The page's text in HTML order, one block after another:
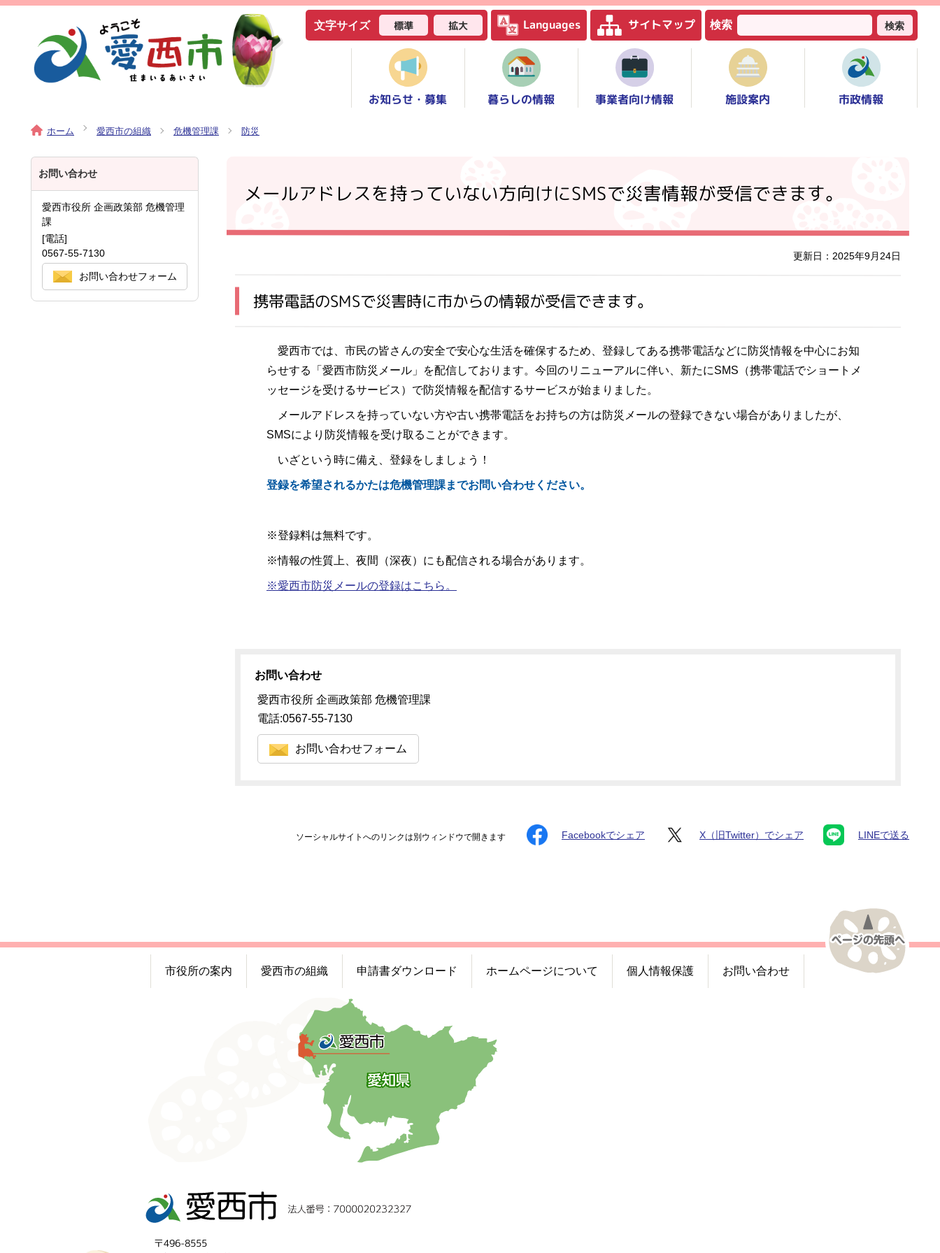
文字サイズ 標準 拡大 Languages サイトマップ 検索 検索
お知らせ・募集 暮らしの情報 事業者向け情報 施設案内 市政情報
ホーム 愛西市の組織 危機管理課 防災
メールアドレスを持っていない方向けにSMSで災害情報が受信できます。
更新日：2025年9月24日
携帯電話のSMSで災害時に市からの情報が受信できます。
愛西市では、市民の皆さんの安全で安心な生活を確保するため、登録してある携帯電話などに防災情報を中心にお知
らせする「愛西市防災メール」を配信しております。今回のリニューアルに伴い、新たにSMS（携帯電話でショートメ
ッセージを受けるサービス）で防災情報を配信するサービスが始まりました。
メールアドレスを持っていない方や古い携帯電話をお持ちの方は防災メールの登録できない場合がありましたが、
SMSにより防災情報を受け取ることができます。
いざという時に備え、登録をしましょう！
登録を希望されるかたは危機管理課までお問い合わせください。
※登録料は無料です。
※情報の性質上、夜間（深夜）にも配信される場合があります。
※愛西市防災メールの登録はこちら。
お問い合わせ
愛西市役所 企画政策部 危機管理課
電話:0567-55-7130
お問い合わせフォーム
お問い合わせ
愛西市役所 企画政策部 危機管理
課
[電話]
0567-55-7130
お問い合わせフォーム
ソーシャルサイトへのリンクは別ウィンドウで開きます Facebookでシェア X（旧Twitter）でシェア LINEで送る
市役所の案内 愛西市の組織 申請書ダウンロード ホームページについて 個人情報保護 お問い合わせ
〒496-8555